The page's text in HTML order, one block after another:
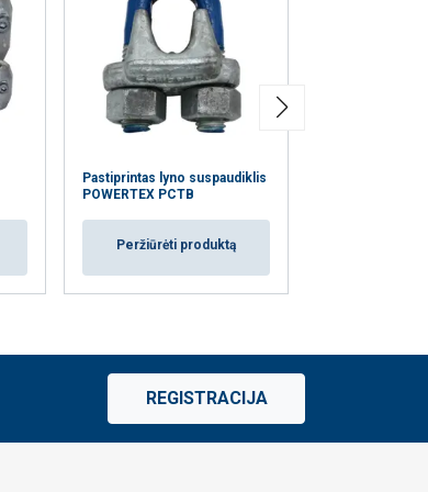
Pastiprintas lyno suspaudiklis
POWERTEX PCTB
Peržiūrėti produktą
REGISTRACIJA